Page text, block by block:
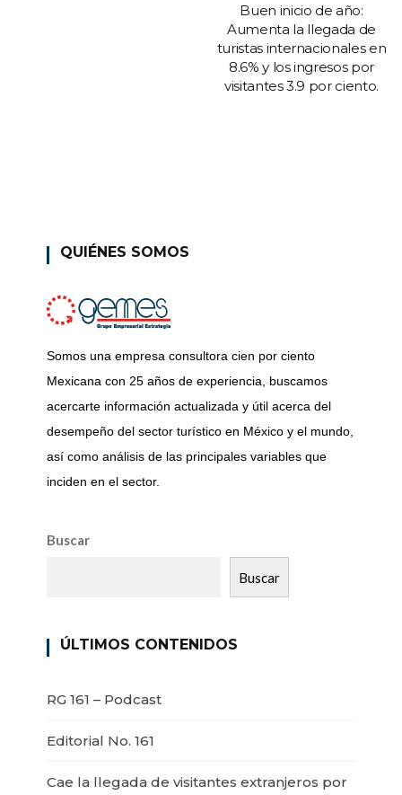
Buen inicio de año:
Aumenta la llegada de
turistas internacionales en
8.6% y los ingresos por
visitantes 3.9 por ciento.
QUIÉNES SOMOS
Somos una empresa consultora cien por ciento
Mexicana con 25 años de experiencia, buscamos
acercarte información actualizada y útil acerca del
desempeño del sector turístico en México y el mundo,
así como análisis de las principales variables que
inciden en el sector.
Buscar
Buscar
ÚLTIMOS CONTENIDOS
RG 161 – Podcast
Editorial No. 161
Cae la llegada de visitantes extranjeros por